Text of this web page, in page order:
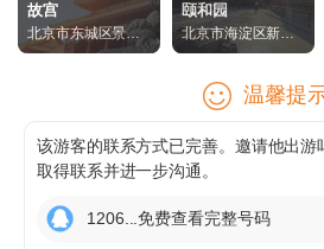
故宫
北京市东城区景山
前街4号
颐和园
北京市海淀区新建
宫门路19号
温馨提
该游客的联系方式已完善。邀请他出游
取得联系并进一步沟通。
1206...免费查看完整号码